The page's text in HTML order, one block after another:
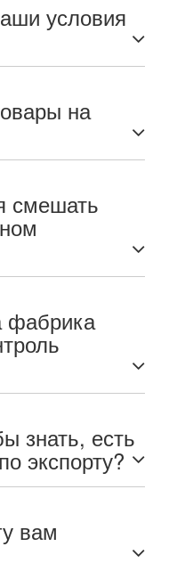
условия
на
смешать
фабрика
знать, есть
экспорту?
вам